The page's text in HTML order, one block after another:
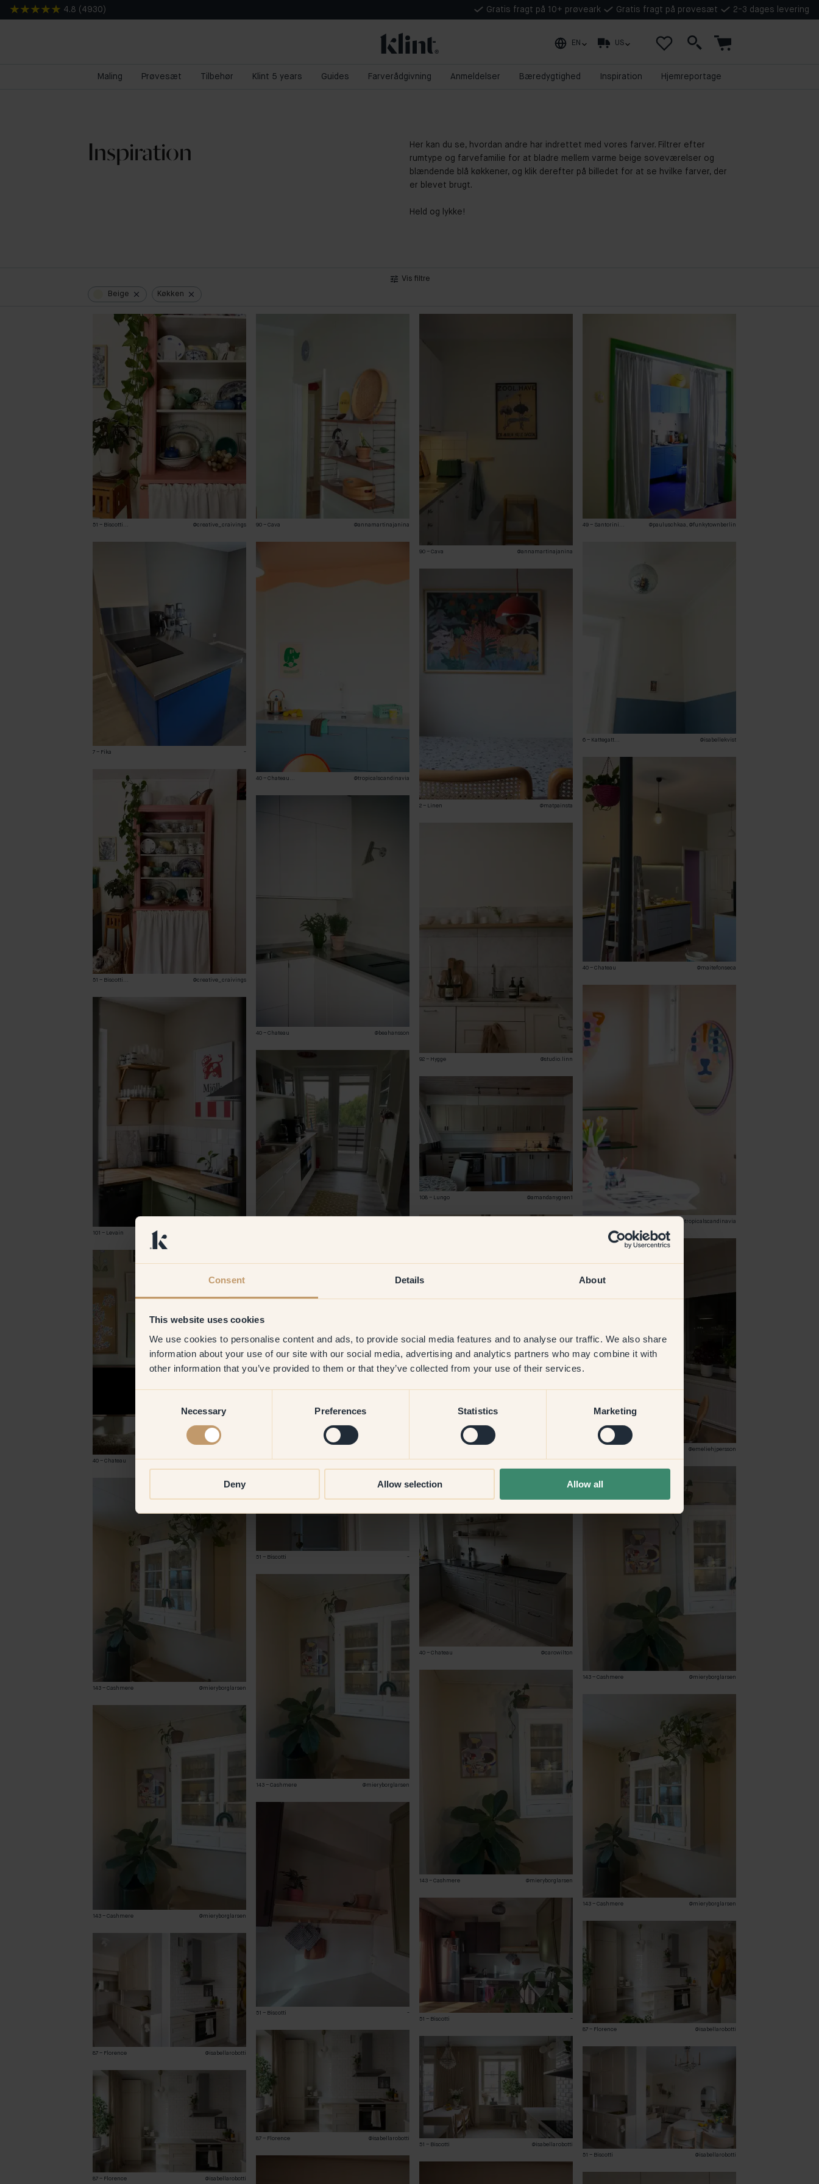
Consent Details About
This website uses cookies
We use cookies to personalise content and ads, to provide social media features and to analyse our traffic. We also share
information about your use of our site with our social media, advertising and analytics partners who may combine it with
other information that you’ve provided to them or that they’ve collected from your use of their services.
Necessary Preferences Statistics Marketing
Deny Allow selection Allow all
4.8 ( 4930 ) Gratis fragt på 10+ prøveark Gratis fragt på prøvesæt 2-3 dages levering
EN US
Maling Prøvesæt Tilbehør Klint 5 years Guides Farverådgivning Anmeldelser Bæredygtighed Inspiration Hjemreportage
Inspiration
Her kan du se, hvordan andre har indrettet med vores farver. Filtrer efter
rumtype og farvefamilie for at bladre mellem varme beige soveværelser og
blændende blå køkkener, og klik derefter på billedet for at se hvilke farver, der
er blevet brugt.
Held og lykke!
Vis filtre
Beige
Køkken
51 – Biscotti ... @creative_craivings 90 – Cava @annamartinajanina
90 – Cava @annamartinajanina
49 – Santorini ... @pauluschkaa, @funkytownberlin
7 – Fika -
40 – Chateau ... @tropicalscandinavia
6 – Kattegatt... @isabellekvist
2 – Linen @matpainsta
40 – Chateau @maitefonseca
51 – Biscotti @creative_craivings
40 – Chateau @beahansson
92 – Hygge @studio.linn
@tropicalscandinavia
101 – Levain
108 – Lungo @amandanygren1
@emeliehjpersson
40 – Chateau @latazzinablu
51 – Biscotti -
40 – Chateau @carowilton
143 – Cashmere @mieryborglarsen
143 – Cashmere @mieryborglarsen
143 – Cashmere @mieryborglarsen
143 – Cashmere @mieryborglarsen
143 – Cashmere @mieryborglarsen
143 – Cashmere @mieryborglarsen
51 – Biscotti
-
51 – Biscotti
-
87 – Florence
@isabellarobotti
87 – Florence @isabellarobotti
87 – Florence
@isabellarobotti
51 – Biscotti
@isabellarobotti
51 – Biscotti
@isabellarobotti
87 – Florence @isabellarobotti